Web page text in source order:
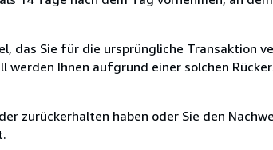
das Sie für die ursprüngliche Transaktion
werden Ihnen aufgrund einer solchen
zurückerhalten haben oder Sie den